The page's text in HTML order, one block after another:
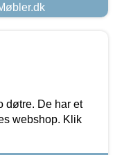
døtre. De har et
webshop. Klik